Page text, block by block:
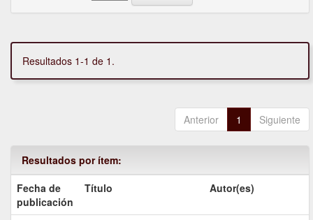
Resultados 1-1 de 1.
Anterior 1 Siguiente
Resultados por ítem:
Fecha de
publicación
Título Autor(es)